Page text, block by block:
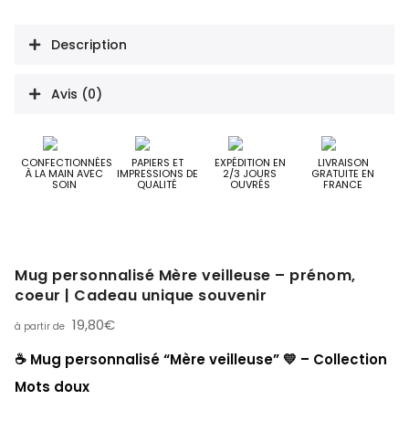
Description
Avis (0)
CONFECTIONNÉES
À LA MAIN AVEC
SOIN
PAPIERS ET
IMPRESSIONS DE
QUALITÉ
EXPÉDITION EN
2/3 JOURS
OUVRÉS
LIVRAISON
GRATUITE EN
FRANCE
Mug personnalisé Mère veilleuse – prénom,
coeur | Cadeau unique souvenir
19,80€
☕ Mug personnalisé “Mère veilleuse” 💛 – Collection
Mots doux